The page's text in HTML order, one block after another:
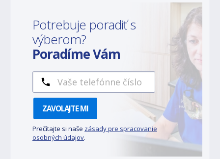
Potrebuje poradiť s
výberom?
Poradíme Vám
ZAVOLAJTE MI
Prečítajte si naše zásady pre spracovanie
osobných údajov.